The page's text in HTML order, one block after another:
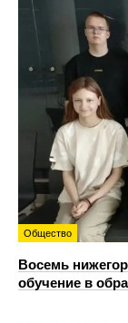
Общество
Восемь
обучение в